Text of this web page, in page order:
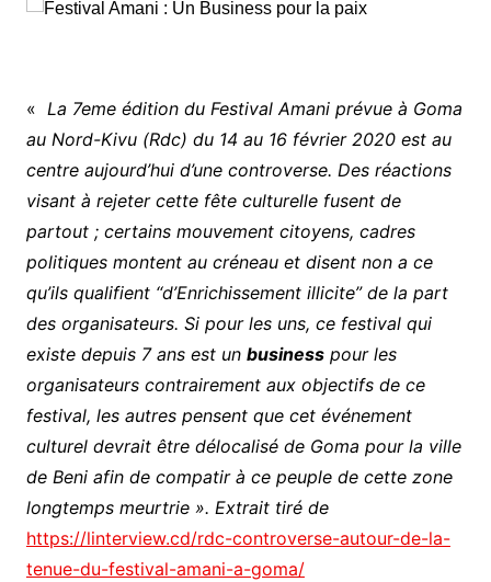
« La 7eme édition du Festival Amani prévue à Goma
au Nord-Kivu (Rdc) du 14 au 16 février 2020 est au
centre aujourd’hui d’une controverse. Des réactions
visant à rejeter cette fête culturelle fusent de
partout ; certains mouvement citoyens, cadres
politiques montent au créneau et disent non a ce
qu’ils qualifient ‘‘d’Enrichissement illicite” de la part
des organisateurs. Si pour les uns, ce festival qui
existe depuis 7 ans est un businesspour les
organisateurs contrairement aux objectifs de ce
festival, les autres pensent que cet événement
culturel devrait être délocalisé de Goma pour la ville
de Beni afin de compatir à ce peuple de cette zone
longtemps meurtrie ». Extrait tiré de
https://linterview.cd/rdc-controverse-autour-de-la-
tenue-du-festival-amani-a-goma/